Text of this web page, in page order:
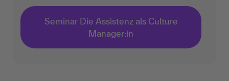
Seminar Die Assistenz als Culture
Manager:in